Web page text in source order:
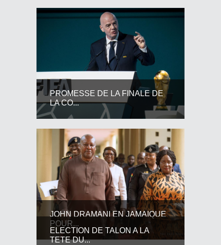
PROMESSE DE LA FINALE DE
LA CO...
JOHN DRAMANI EN JAMAIQUE
POUR...
ELECTION DE TALON A LA
TETE DU...